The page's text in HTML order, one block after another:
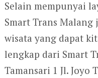
Selain mempunyai
Smart Trans
wisata yang dapat
lengkap dari Smart
Tamansari 1 Jl. Joyo